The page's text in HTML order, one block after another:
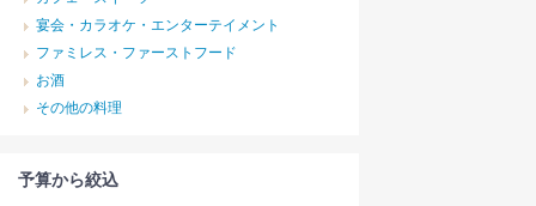
宴会・カラオケ・エンターテイメント
ファミレス・ファーストフード
お酒
その他の料理
予算から絞込